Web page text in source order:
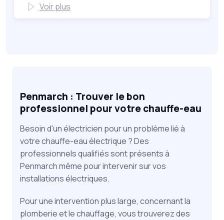
Voir plus
Penmarch : Trouver le bon
professionnel pour votre chauffe-eau
Besoin d'un électricien pour un problème lié à
votre chauffe-eau électrique ? Des
professionnels qualifiés sont présents à
Penmarch même pour intervenir sur vos
installations électriques.
Pour une intervention plus large, concernant la
plomberie et le chauffage, vous trouverez des